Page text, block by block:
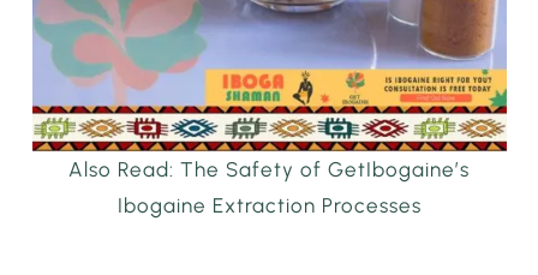
Also Read: The Safety of GetIbogaine’s
Ibogaine Extraction Processes